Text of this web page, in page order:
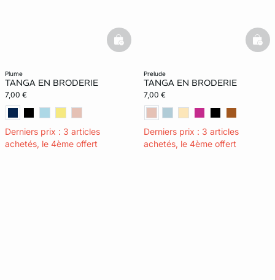
plume
TANGA EN BRODERIE
7,00 €
Derniers prix : 3 articles
achetés, le 4ème offert
basketfull
prelude
TANGA EN BRODERIE
7,00 €
Derniers prix : 3 articles
achetés, le 4ème offert